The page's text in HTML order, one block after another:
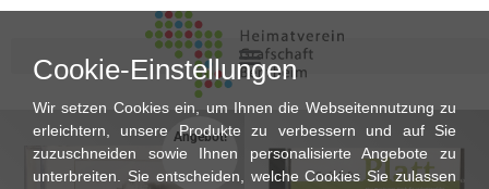
Angebot!
Cookie-Einstellungen
Wir setzen Cookies ein, um Ihnen die Webseitennutzung zu
erleichtern, unsere Produkte zu verbessern und auf Sie
zuzuschneiden sowie Ihnen personalisierte Angebote zu
unterbreiten. Sie entscheiden, welche Cookies Sie zulassen